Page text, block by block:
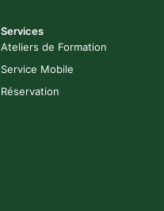
Services
Ateliers de Formation
Service Mobile
Réservation